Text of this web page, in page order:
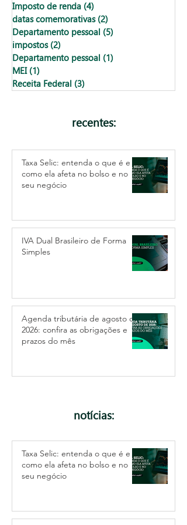
Imposto de renda (4)
datas comemorativas (2)
Departamento pessoal (5)
impostos (2)
Departamento pessoal (1)
MEI (1)
Receita Federal (3)
recentes:
Taxa Selic: entenda o que é e
como ela afeta no bolso e no
seu negócio
IVA Dual Brasileiro de Forma
Simples
Agenda tributária de agosto de
2026: confira as obrigações e
prazos do mês
notícias:
Taxa Selic: entenda o que é e
como ela afeta no bolso e no
seu negócio